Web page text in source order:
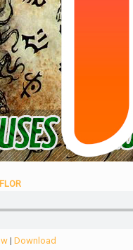
|Download